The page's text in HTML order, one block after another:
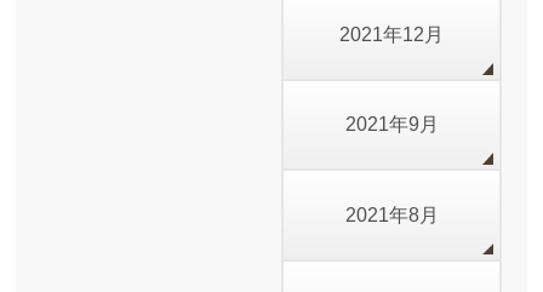
2021年12月
2021年9月
2021年8月